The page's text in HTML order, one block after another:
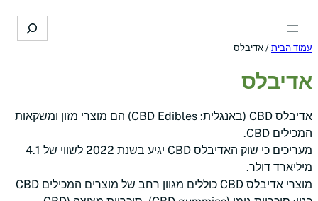
Search
עמוד הבית / אדיבלס
אדיבלס
אדיבלס CBD (באנגלית: CBD Edibles) הם מוצרי מזון ומשקאות
המכילים CBD.
מעריכים כי שוק האדיבלס CBD יגיע בשנת 2022 לשווי של 4.1
מיליארד דולר.
מוצרי אדיבלס CBD כוללים מגוון רחב של מוצרים המכילים CBD